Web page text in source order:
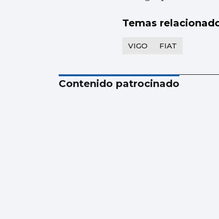
Temas
VIGO FIAT
Contenido patrocinado